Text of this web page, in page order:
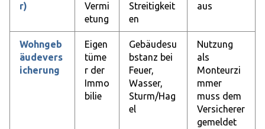
r)
Vermi
etung
Streitigkeit
en
aus
Wohngeb
äudevers
icherung
Eigen
tüme
r der
Immo
bilie
Gebäudesu
bstanz bei
Feuer,
Wasser,
Sturm/Hag
el
Nutzung
als
Monteurzi
mmer
muss dem
Versicherer
gemeldet